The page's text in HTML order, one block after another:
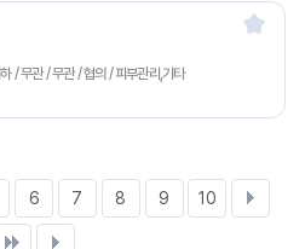
/ 무관 / 무관 / 협의 / 피부관리,기타
6 7 8 9 10